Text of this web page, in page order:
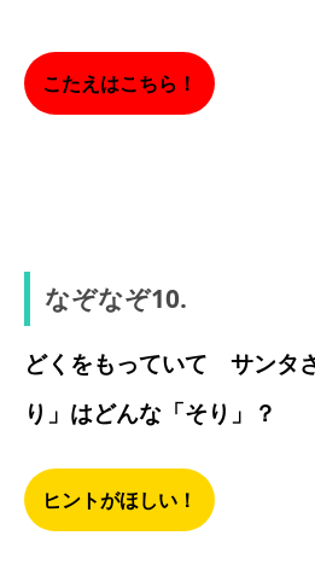
こたえはこちら！
なぞなぞ10.
どくをもっていて サンタ
り」はどんな「そり」？
ヒントがほしい！